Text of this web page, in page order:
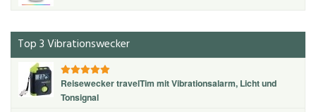
Top 3 Vibrationswecker
Reisewecker travelTim mit Vibrationsalarm, Licht und
Tonsignal